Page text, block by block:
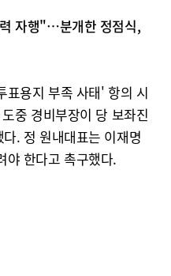
자행"…분개한 정점식,
표용지 부족 사태' 항의 시
중 경비부장이 당 보좌진
. 정 원내대표는 이재명
야 한다고 촉구했다.